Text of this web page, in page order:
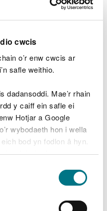
cwcis
o’r enw cwcis ar
safle weithio.
dadansoddi. Mae’r rhain
y caiff ein safle ei
Hotjar a Google
wybodaeth hon i wella
bod yn fodlon â hyn.
eich dewis.
cyn i chi ddewis.
hanfodol i sicrhau
ecolegol
CNC wedi ymrwymo
a diogel â phosibl,
Gweithrediadau
Goed Nash, a bydd
i ni dynnu’r coed yr
eisoes wedi’i